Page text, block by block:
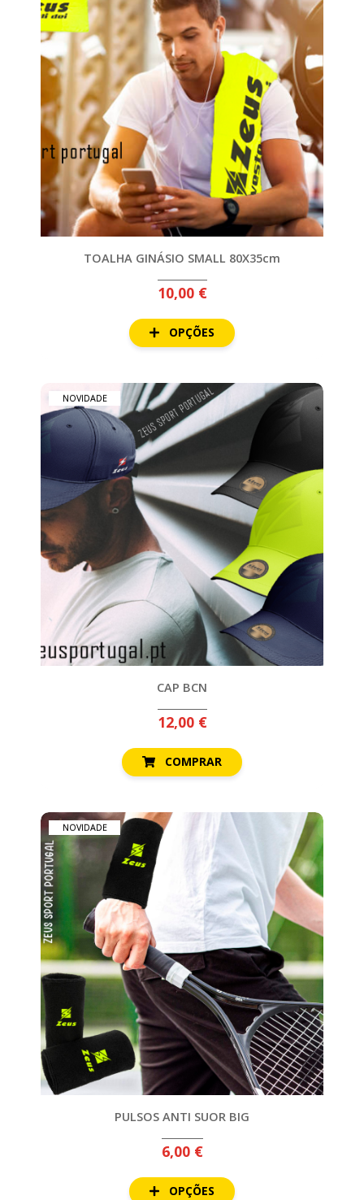
TOALHA GINÁSIO SMALL 80X35cm
10,00 €
OPÇÕES
NOVIDADE
CAP BCN
12,00 €
COMPRAR
NOVIDADE
PULSOS ANTI SUOR BIG
6,00 €
OPÇÕES